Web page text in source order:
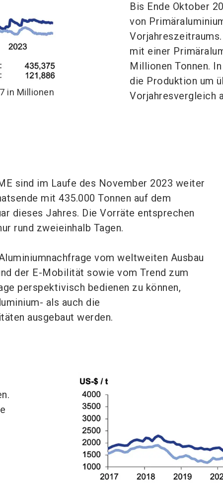
in Millionen
Bis Ende Oktober
von
mit einer
Millionen Tonnen.
die Produktion um
Vorjahresvergleich
sind im Laufe des November 2023 weiter
mit 435.000 Tonnen auf dem
dieses Jahres. Die Vorräte entsprechen
rund zweieinhalb Tagen.
vom weltweiten Ausbau
der E-Mobilität sowie vom Trend zum
perspektivisch bedienen zu können,
als auch die
ausgebaut werden.